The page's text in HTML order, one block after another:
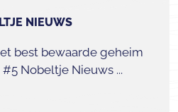
NIEUWS
best bewaarde geheim
Nobeltje Nieuws ...